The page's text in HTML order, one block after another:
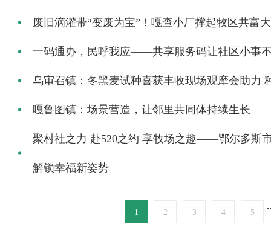
废旧滴灌带“变废为宝”！嘎查小厂撑起牧区共富
一码通办，民呼我应——共享服务码让社区小事
乌审召镇：冬黑麦试种喜获丰收现场观摩会助力
嘎鲁图镇：场景营造，让邻里共同体持续生长
聚村社之力 赴520之约 享牧场之趣——鄂尔多斯
解锁幸福新姿势
1 2 3 4 5